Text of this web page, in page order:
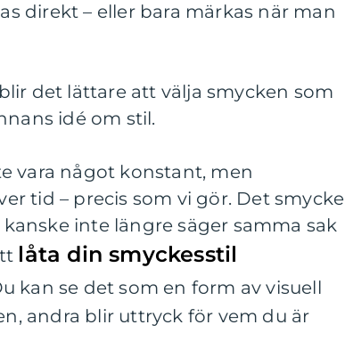
direkt – eller bara märkas när man
det lättare att välja smycken som
idé om stil.
vara något konstant, men
tid – precis som vi gör. Det smycke
inte längre säger samma sak
låta din smyckesstil
kan se det som en form av visuell
andra blir uttryck för vem du är